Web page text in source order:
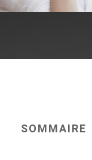
SOMMAIRE